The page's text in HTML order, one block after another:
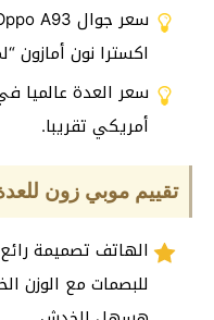
اكسترا نون أمازون
أمريكي تقريبا.
تقييم موبي زون
الهاتف تصميمة
للبصمات مع الوزن